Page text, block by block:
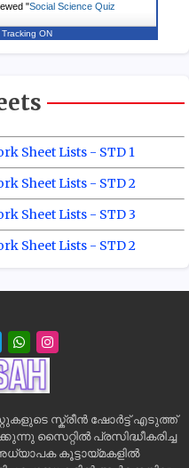
"Social Science Quiz
Tracking ON
Sheet Lists - STD 1
Sheet Lists - STD 2
Sheet Lists - STD 3
Sheet Lists - STD 2
സ്ക്രീൻ ഷോർട്ട് എടുത്ത്
സൈറ്റിൽ പ്രസിദ്ധീകരിച്ച
അധ്യാപക കൂട്ടായ്മകളിൽ